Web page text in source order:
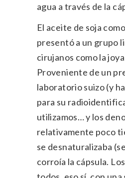
agua a través de la
El aceite de soja
presentó a un grupo
cirujanos como la
Proveniente de un
laboratorio suizo (y
para su
utilizamos… y los
relativamente poco
se desnaturalizaba
corroía la cápsula.